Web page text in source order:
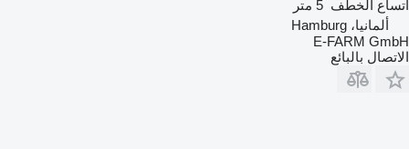
اتساع الخطف 5 متر
ألمانيا، Hamburg
E-FARM GmbH
الاتصال بالبائع